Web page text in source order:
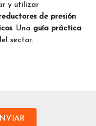
y utilizar
de presión
. Una guía práctica
sector.